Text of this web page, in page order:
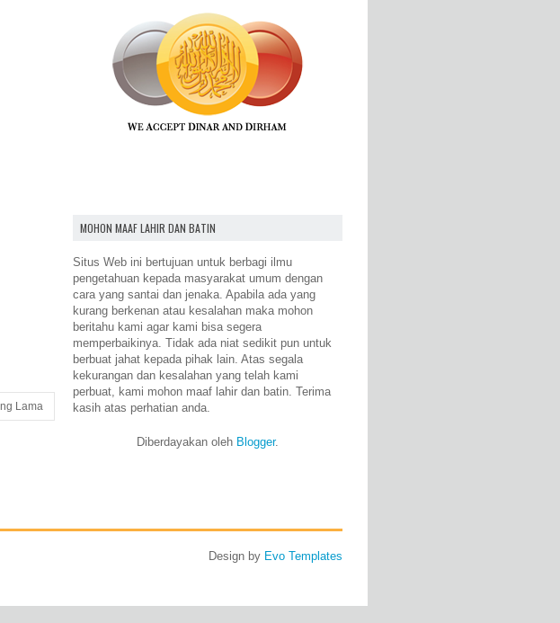
Lama
MOHON MAAF LAHIR DAN BATIN
Situs Web ini bertujuan untuk berbagi ilmu
pengetahuan kepada masyarakat umum dengan
cara yang santai dan jenaka. Apabila ada yang
kurang berkenan atau kesalahan maka mohon
beritahu kami agar kami bisa segera
memperbaikinya. Tidak ada niat sedikit pun untuk
berbuat jahat kepada pihak lain. Atas segala
kekurangan dan kesalahan yang telah kami
perbuat, kami mohon maaf lahir dan batin. Terima
kasih atas perhatian anda.
Diberdayakan oleh Blogger.
Design by Evo Templates